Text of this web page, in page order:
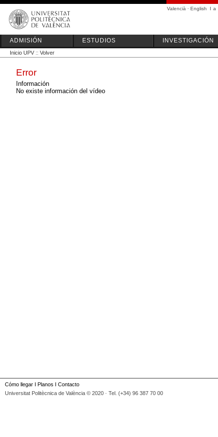
Valencià · English I a
ADMISIÓN ESTUDIOS INVESTIGACIÓN
Inicio UPV :: Volver
Error
Información
No existe información del vídeo
Cómo llegar I Planos I Contacto
Universitat Politècnica de València © 2020 · Tel. (+34) 96 387 70 00